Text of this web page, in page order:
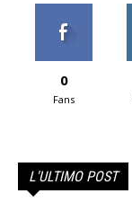
0
Fans
L'ULTIMO POST